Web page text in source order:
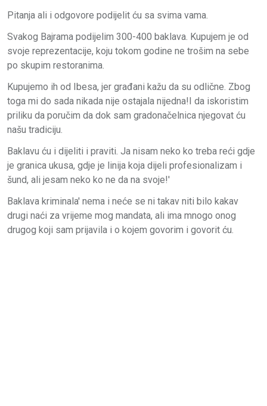
Pitanja ali i odgovore podijelit ću sa svima vama.
Svakog Bajrama podijelim 300-400 baklava. Kupujem je od
svoje reprezentacije, koju tokom godine ne trošim na sebe
po skupim restoranima.
Kupujemo ih od Ibesa, jer građani kažu da su odlične. Zbog
toga mi do sada nikada nije ostajala nijedna!I da iskoristim
priliku da poručim da dok sam gradonačelnica njegovat ću
našu tradiciju.
Baklavu ću i dijeliti i praviti. Ja nisam neko ko treba reći gdje
je granica ukusa, gdje je linija koja dijeli profesionalizam i
šund, ali jesam neko ko ne da na svoje!'
Baklava kriminala' nema i neće se ni takav niti bilo kakav
drugi naći za vrijeme mog mandata, ali ima mnogo onog
drugog koji sam prijavila i o kojem govorim i govorit ću.